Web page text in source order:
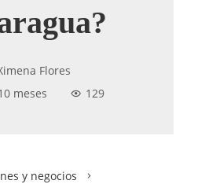
Flores
meses
129
y negocios